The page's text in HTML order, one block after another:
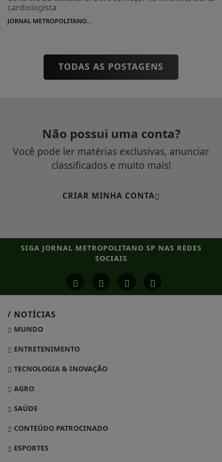
cardiologista
JORNAL METROPOLITANO...
TODAS AS POSTAGENS
Não possui uma conta?
Você pode ler matérias exclusivas, anunciar
classificados e muito mais!
CRIAR MINHA CONTA
SIGA JORNAL METROPOLITANO SP NAS REDES
SOCIAIS
/ NOTÍCIAS
MUNDO
ENTRETENIMENTO
TECNOLOGIA & INOVAÇÃO
AGRO
SAÚDE
CONTEÚDO PATROCINADO
ESPORTES